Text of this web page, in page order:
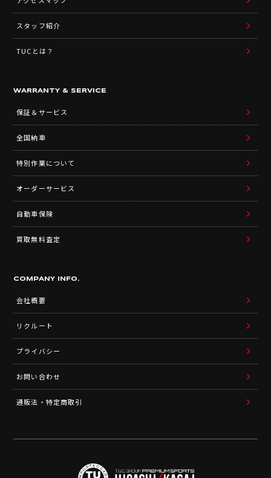
スタッフ紹介
TUCとは？
WARRANTY & SERVICE
保証＆サービス
全国納車
特別作業について
オーダーサービス
自動車保険
買取無料査定
COMPANY INFO.
会社概要
リクルート
プライバシー
お問い合わせ
通販法・特定商取引